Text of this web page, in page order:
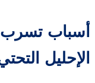
أسباب تسرب
الإحليل